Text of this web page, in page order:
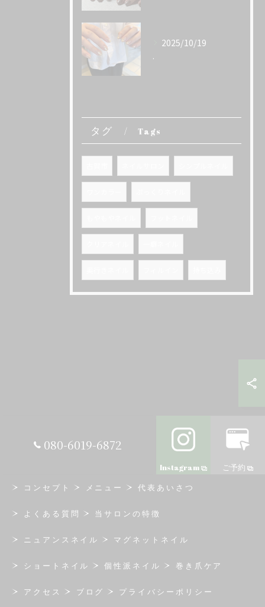
2025/10/19
.
タグ Tags
080-6019-6872
Instagram ご予約
コンセプト メニュー 代表あいさつ
よくある質問 当サロンの特徴
ニュアンスネイル マグネットネイル
ショートネイル 個性派ネイル 巻き爪ケア
アクセス ブログ プライバシーポリシー